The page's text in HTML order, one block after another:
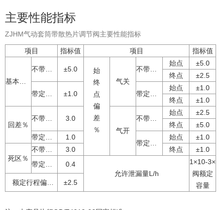
主要性能指标
ZJHM气动套筒带散热片调节阀主要性能指标
项目 指标值 项目 指标值
±5.0
始
终
点
偏
差
％
气关
始点
±5.0
终点
±2.5
±1.0
始点
±1.0
终点
±1.0
回差％
3.0
气开
始点
±2.5
终点
±5.0
1.0 始点
±1.0
终点
±1.0
死区％
3.0
0.4
允许泄漏量L/h
1×10-3×
阀额定
容量
±2.5